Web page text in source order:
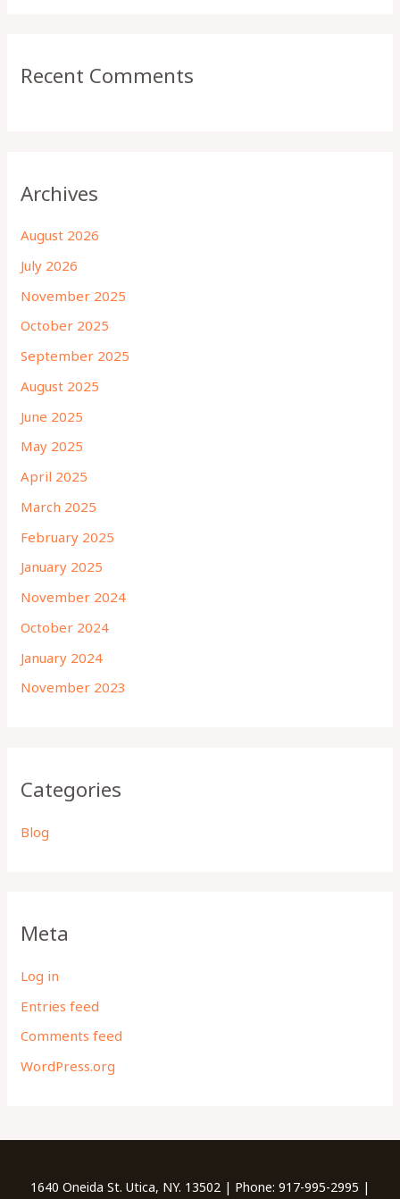
Recent Comments
Archives
August 2026
July 2026
November 2025
October 2025
September 2025
August 2025
June 2025
May 2025
April 2025
March 2025
February 2025
January 2025
November 2024
October 2024
January 2024
November 2023
Categories
Blog
Meta
Log in
Entries feed
Comments feed
WordPress.org
1640 Oneida St. Utica, NY. 13502 | Phone: 917-995-2995 |